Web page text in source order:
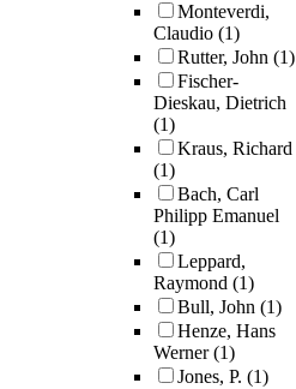
Monteverdi,
Claudio (1)
Rutter, John (1)
Fischer-
Dieskau, Dietrich
(1)
Kraus, Richard
(1)
Bach, Carl
Philipp Emanuel
(1)
Leppard,
Raymond (1)
Bull, John (1)
Henze, Hans
Werner(1)
Jones, P. (1)